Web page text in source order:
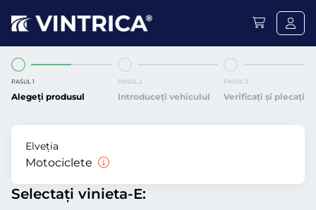
PASUL 1
Alegeți produsul
PASUL 2
Introduceți vehiculul
PASUL 3
Verificați și plecați
Elveția
Motociclete
Selectați vinieta-E: